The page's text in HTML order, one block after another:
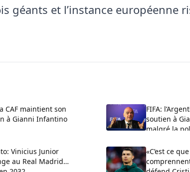
géants et l’instance européenne
CAF maintient son
à Gianni Infantino
FIFA:
soutien à
malgré la
Vinicius Junior
au Real Madrid
«C’est ce